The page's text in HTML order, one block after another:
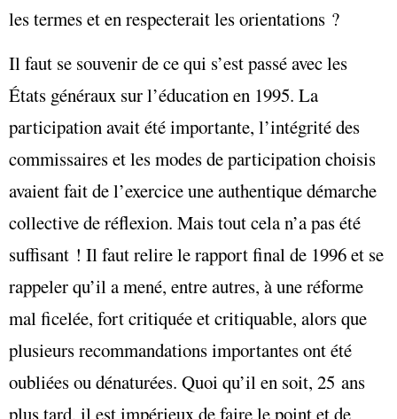
les termes et en respecterait les orientations ?
Il faut se souvenir de ce qui s’est passé avec les
États généraux sur l’éducation en 1995. La
participation avait été importante, l’intégrité des
commissaires et les modes de participation choisis
avaient fait de l’exercice une authentique démarche
collective de réflexion. Mais tout cela n’a pas été
suffisant ! Il faut relire le rapport final de 1996 et se
rappeler qu’il a mené, entre autres, à une réforme
mal ficelée, fort critiquée et critiquable, alors que
plusieurs recommandations importantes ont été
oubliées ou dénaturées. Quoi qu’il en soit, 25 ans
plus tard, il est impérieux de faire le point et de